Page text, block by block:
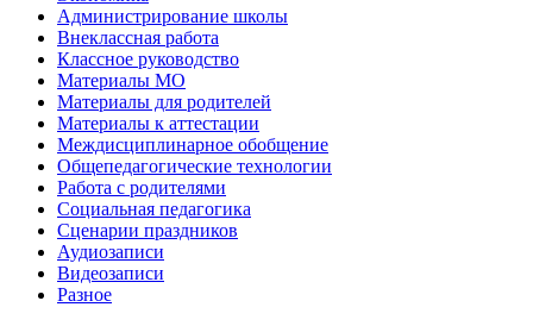
Администрирование школы
Внеклассная работа
Классное руководство
Материалы МО
Материалы для родителей
Материалы к аттестации
Междисциплинарное обобщение
Общепедагогические технологии
Работа с родителями
Социальная педагогика
Сценарии праздников
Аудиозаписи
Видеозаписи
Разное